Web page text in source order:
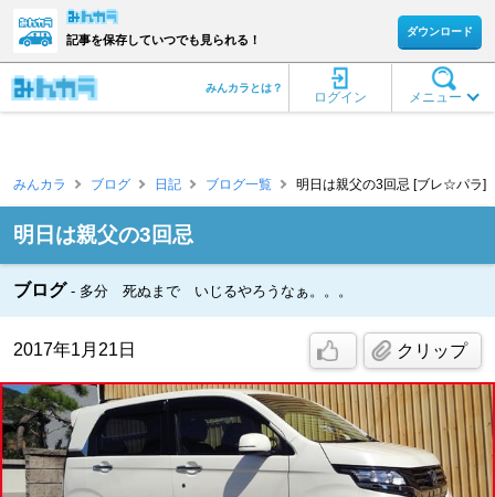
記事を保存していつでも見られる！
ダウンロード
メニュー
ログイン
みんカラとは？
みんカラ ブログ 日記 ブログ一覧 明日は親父の3回忌 [ブレ☆パラ]
明日は親父の3回忌
ブログ 多分 死ぬまで いじるやろうなぁ。。。
2017年1月21日 クリップ